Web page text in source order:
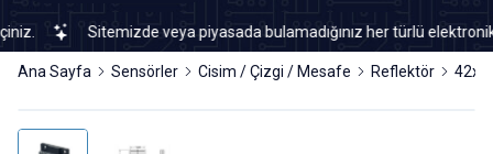
Sitemizde veya piyasada bulamadığınız her türlü elektronik
Ana Sayfa Sensörler Cisim / Çizgi / Mesafe Reflektör